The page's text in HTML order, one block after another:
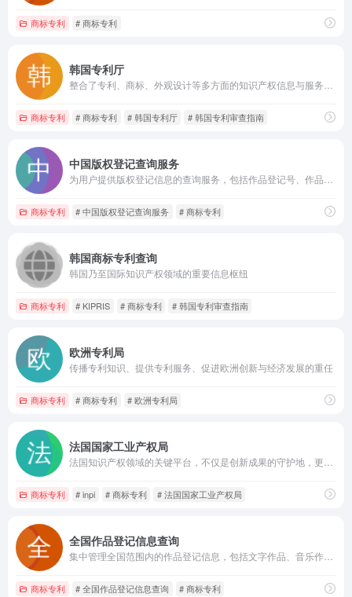
商标专利 # 商标专利
韩国专利厅
商标专利 # 商标专利 # 韩国专利厅 # 韩国专利审查指南
中国版权登记查询服务
商标专利 # 中国版权登记查询服务 # 商标专利
韩国商标专利查询
韩国乃至国际知识产权领域的重要信息枢纽
商标专利 # KIPRIS # 商标专利 # 韩国专利审查指南
欧洲专利局
传播专利知识、提供专利服务、促进欧洲创新与经济发展的重任
商标专利 # 商标专利 # 欧洲专利局
法国国家工业产权局
商标专利 # inpi # 商标专利 # 法国国家工业产权局
全国作品登记信息查询
商标专利 # 全国作品登记信息查询 # 商标专利